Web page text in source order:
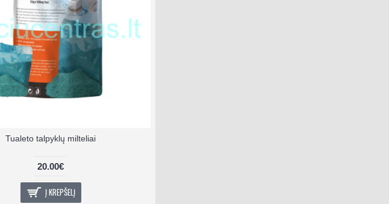
Tualeto talpyklų milteliai
20.00€
Į KREPŠELĮ